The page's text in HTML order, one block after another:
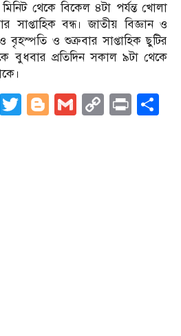
থেকে বিকেল ৪টা পর্যন্ত খোলা
সাপ্তাহিক বন্ধ। জাতীয় বিজ্ঞান ও
বৃহস্পতি ও শুক্রবার সাপ্তাহিক ছুটির
বুধবার প্রতিদিন সকাল ৯টা থেকে
X Twitter
Blogger
GmailCopy
Print